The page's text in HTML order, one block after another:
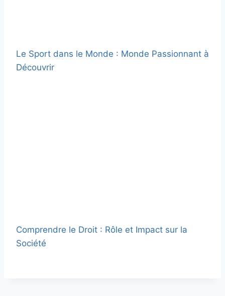
Le Sport dans le Monde : Monde Passionnant à
Découvrir
Comprendre le Droit : Rôle et Impact sur la
Société